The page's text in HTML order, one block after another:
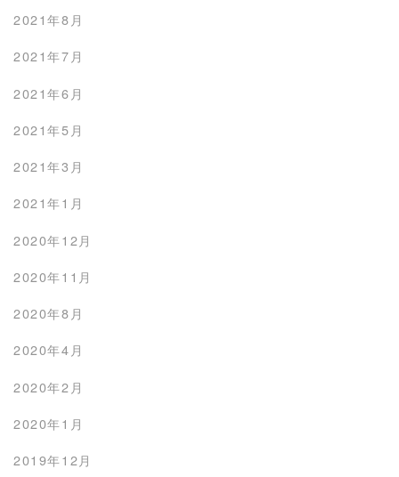
2021年8月
2021年7月
2021年6月
2021年5月
2021年3月
2021年1月
2020年12月
2020年11月
2020年8月
2020年4月
2020年2月
2020年1月
2019年12月